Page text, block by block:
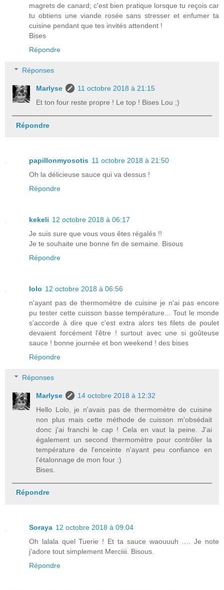
magrets de canard; c'est bien pratique lorsque tu reçois car
tu obtiens une viande rosée sans stresser et enfumer ta
cuisine pendant que tes invités attendent !
Bises
Répondre
Réponses
Marlyse
11 octobre 2018 à 21:15
Et ton four reste propre ! Le top ! Bises Lou ;)
Répondre
papillonmyosotis 11 octobre 2018 à 21:50
Oh la délicieuse sauce qui va dessus !
Répondre
kekeli 12 octobre 2018 à 06:17
Je suis sure que vous vous êtes régalés !!
Je te souhaite une bonne fin de semaine. Bisous
Répondre
lolo 12 octobre 2018 à 06:56
n'ayant pas de thermomètre de cuisine je n'ai pas encore
pu tester cette cuisson basse température... Tout le monde
s'accorde à dire que c'est extra alors tes filets de poulet
devaient forcément l'être ! surtout avec une si goûteuse
sauce ! bonne journée et bon weekend ! des bises
Répondre
Réponses
Marlyse
14 octobre 2018 à 12:32
Hello Lolo, je n'avais pas de thermomètre de cuisine
non plus mais cette méthode de cuisson m'obsédait
donc j'ai franchi le cap ! Cela en vaut la peine. J'ai
également un second thermomètre pour contrôler la
température de l'enceinte n'ayant peu confiance en
l'étalonnage de mon four :)
Bises.
Répondre
Soraya 12 octobre 2018 à 09:04
Oh lalala quel Tuerie ! Et ta sauce waouuuh …. Je note
j'adore tout simplement Merciiii. Bisous.
Répondre